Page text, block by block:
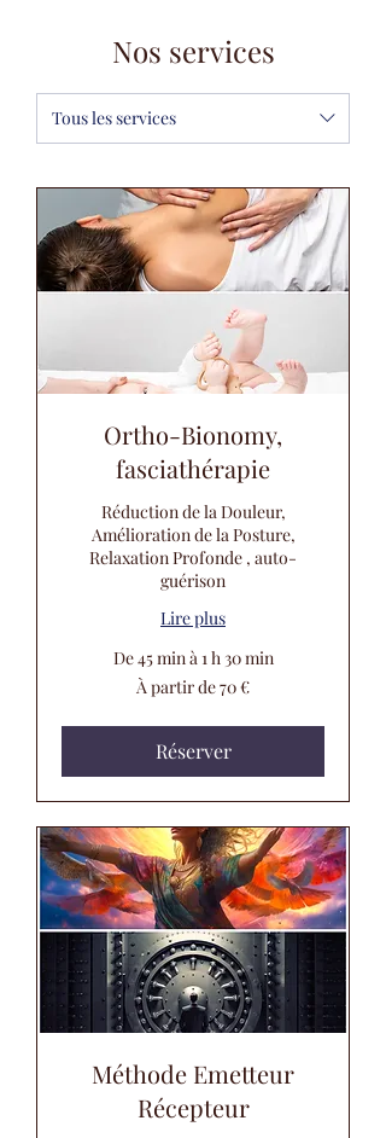
Nos services
Tous les services
Ortho-Bionomy,
fasciathérapie
Réduction de la Douleur,
Amélioration de la Posture,
Relaxation Profonde , auto-
guérison
Lire plus
De 45 min à 1 h 30 min
À partir de 70 €
Réserver
Méthode Emetteur
Récepteur